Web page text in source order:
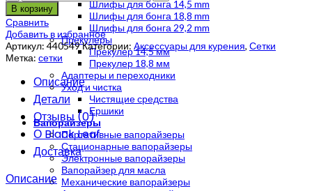
Шлифы для бонга 14,5 mm
Шлифы для бонга 18,8 mm
Шлифы для бонга 29,2 mm
Прекулеры
Прекулер 14,5 мм
Прекулер 18,8 мм
Адаптеры и переходники
Уход и чистка
Чистящие средства
Ершики
Вапорайзеры
Портативные вапорайзеры
Стационарные вапорайзеры
Электронные вапорайзеры
Вапорайзер для масла
Механические вапорайзеры
В корзину
Сравнить
Добавить в избранное
Артикул: 440549Категории: Аксессуары для курения, Сетки
Метка: сетки
Описание
Детали
Отзывы (0)
О Black Leaf
Доставка
Описание